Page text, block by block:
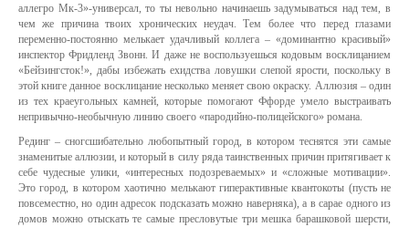
аллегро Мк-3»-универсал, то ты невольно начинаешь задумываться над тем, в
чем же причина твоих хронических неудач. Тем более что перед глазами
переменно-постоянно мелькает удачливый коллега – «доминантно красивый»
инспектор Фридленд Звонн. И даже не воспользуешься кодовым восклицанием
«Бейзингсток!», дабы избежать ехидства ловушки слепой ярости, поскольку в
этой книге данное восклицание несколько меняет свою окраску. Аллюзия – один
из тех краеугольных камней, которые помогают Ффорде умело выстраивать
непривычно-необычную линию своего «пародийно-полицейского» романа.
Рединг – сногсшибательно любопытный город, в котором теснятся эти самые
знаменитые аллюзии, и который в силу ряда таинственных причин притягивает к
себе чудесные улики, «интересных подозреваемых» и «сложные мотивации».
Это город, в котором хаотично мелькают гиперактивные квантокоты (пусть не
повсеместно, но один адресок подсказать можно наверняка), а в сарае одного из
домов можно отыскать те самые пресловутые три мешка барашковой шерсти,